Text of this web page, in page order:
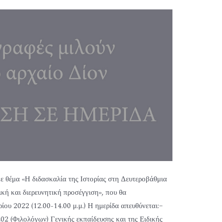
«Η διδασκαλία της Ιστορίας στη Δευτεροβάθμια
και διερευνητική προσέγγιση», που θα
2022 (12.00-14.00 μ.μ.) Η ημερίδα απευθύνεται:–
(Φιλολόγων) Γενικής εκπαίδευσης και της Ειδικής